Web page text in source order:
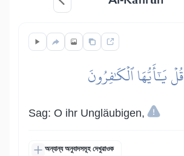
قُلۡ يَٰٓأَيُّهَا ٱلۡكَٰفِرُونَ
Sag: O ihr Ungläubigen,
অন্যান্য অনুবাদসমূহ দেখুৱাওক